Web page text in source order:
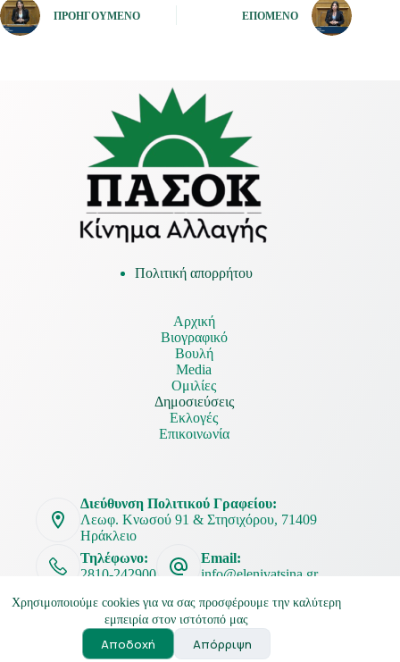
Χρησιμοποιούμε cookies για να σας προσφέρουμε την καλύτερη
εμπειρία στον ιστότοπό μας
Αποδοχή Απόρριψη
ΠΡΟΗΓΟΎΜΕΝΟ ΕΠΌΜΕΝΟ
Πολιτική απορρήτου
Αρχική
Βιογραφικό
Βουλή
Media
Ομιλίες
Δημοσιεύσεις
Εκλογές
Επικοινωνία
Διεύθυνση Πολιτικού Γραφείου:
Λεωφ. Κνωσού 91 & Στησιχόρου, 71409
Ηράκλειο
Τηλέφωνο:
2810-242900
Email:
info@elenivatsina.gr
Ελένη Βατσινά Copyright © 2026